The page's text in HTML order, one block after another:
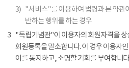
3) "서비스"를 이용하여 법령과 본 약관
반하는 행위를 하는 경우
3 "독립기념관"이 이용자의 회원자격을
회원등록을 말소합니다. 이 경우 이용자
이를 통지하고, 소명할 기회를 부여합니